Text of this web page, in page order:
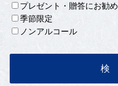
プレゼント・贈答にお勧め
季節限定
ノンアルコール